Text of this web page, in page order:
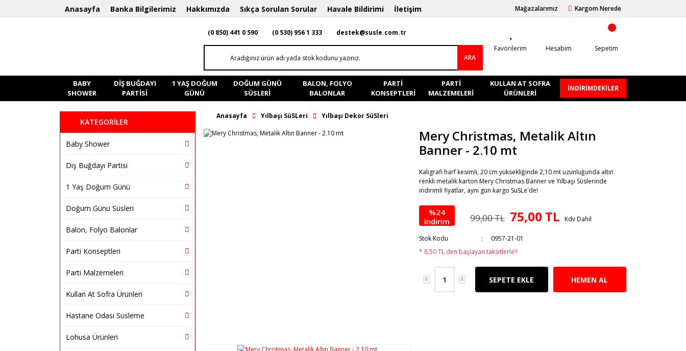
Anasayfa Banka Bilgilerimiz Hakkımızda Sıkça Sorulan Sorular Havale Bildirimi İletişim Mağazalarımız Kargom Nerede
(0 850) 441 0 590 (0 530) 956 1 333 destek@susle.com.tr
ARA
Favorilerim Hesabım Sepetim
BABY
SHOWER
DIŞ BUĞDAYI
PARTISI
1 YAŞ DOĞUM
GÜNÜ
DOĞUM GÜNÜ
SÜSLERI
BALON, FOLYO
BALONLAR
PARTI
KONSEPTLERI
PARTI
MALZEMELERI
KULLAN AT SOFRA
ÜRÜNLERI
İNDİRİMDEKİLER
KATEGORİLER
Baby Shower
Diş Buğdayı Partisi
1 Yaş Doğum Günü
Doğum Günü Süsleri
Balon, Folyo Balonlar
Parti Konseptleri
Parti Malzemeleri
Kullan At Sofra Ürünleri
Hastane Odası Süsleme
Lohusa Ürünleri
Anasayfa Yılbaşı SüSLeri Yılbaşı Dekor SüSleri
Mery Christmas, Metalik Altın
Banner - 2.10 mt
Kaligrafi harf kesimli, 20 cm yüksekliğinde 2,10 mt uzunluğunda altın
renkli metalik karton Mery Christmas Banner ve Yılbaşı Süslerinde
indirimli fiyatlar, aynı gün kargo SüSLe'de!
%24
indirim
99,00 TL 75,00 TL Kdv Dahil
Stok Kodu
0957-21-01
* 8,50 TL den başlayan taksitlerle!!
SEPETE EKLE HEMEN AL